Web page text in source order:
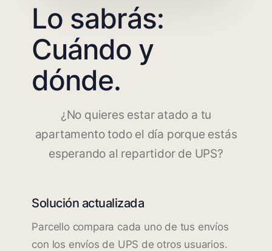
Lo sabrás:
Cuándo y
dónde.
¿No quieres estar atado a tu
apartamento todo el día porque estás
esperando al repartidor de UPS?
Solución actualizada
Parcello compara cada uno de tus envíos
con los envíos de UPS de otros usuarios.